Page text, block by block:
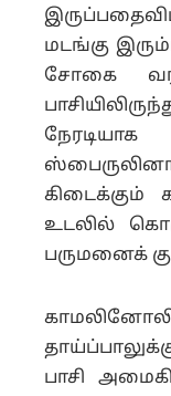
மடங்கு
சோகை
கிடைக்கும்
உடலில்
பருமனைக்
பாசி